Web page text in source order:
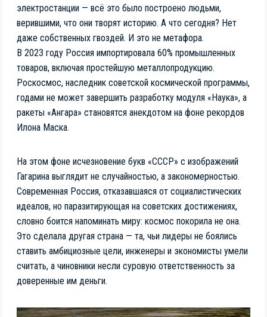
электростанции — всё это было построено людьми,
верившими, что они творят историю. А что сегодня? Нет
даже собственных гвоздей. И это не метафора.
В 2023 году Россия импортировала 60% промышленных
товаров, включая простейшую металлопродукцию.
Роскосмос, наследник советской космической программы,
годами не может завершить разработку модуля «Наука», а
ракеты «Ангара» становятся анекдотом на фоне рекордов
Илона Маска.
На этом фоне исчезновение букв «СССР» с изображений
Гагарина выглядит не случайностью, а закономерностью.
Современная Россия, отказавшаяся от социалистических
идеалов, но паразитирующая на советских достижениях,
словно боится напоминать миру: космос покорила не она.
Это сделала другая страна — та, чьи лидеры не боялись
ставить амбициозные цели, инженеры и экономисты умели
считать, а чиновники несли суровую ответственность за
доверенные им деньги.